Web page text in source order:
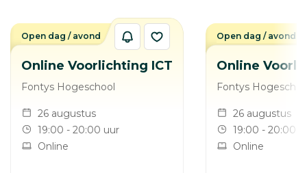
Online Voorlichting ICT
Fontys Hogeschool
26 augustus
19:00 - 20:00 uur
Online
Open dag / avond
Online
Fontys
26 augustus
19:00 - 20:00
Online
Open dag / avond